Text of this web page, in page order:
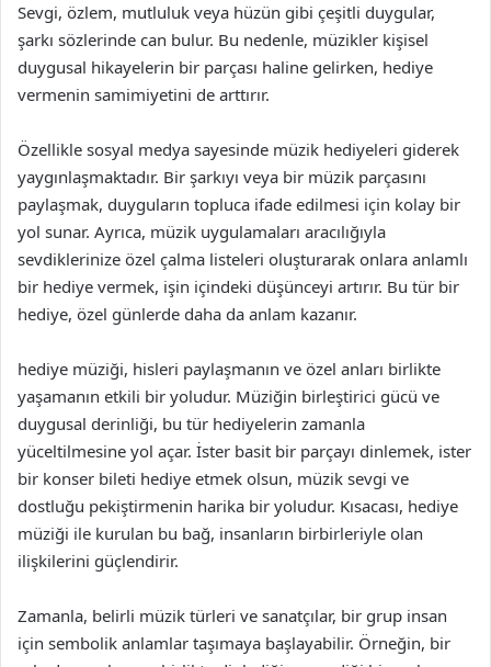
Sevgi, özlem, mutluluk veya hüzün gibi çeşitli duygular,
şarkı sözlerinde can bulur. Bu nedenle, müzikler kişisel
duygusal hikayelerin bir parçası haline gelirken, hediye
vermenin samimiyetini de arttırır.
Özellikle sosyal medya sayesinde müzik hediyeleri giderek
yaygınlaşmaktadır. Bir şarkıyı veya bir müzik parçasını
paylaşmak, duyguların topluca ifade edilmesi için kolay bir
yol sunar. Ayrıca, müzik uygulamaları aracılığıyla
sevdiklerinize özel çalma listeleri oluşturarak onlara anlamlı
bir hediye vermek, işin içindeki düşünceyi artırır. Bu tür bir
hediye, özel günlerde daha da anlam kazanır.
hediye müziği, hisleri paylaşmanın ve özel anları birlikte
yaşamanın etkili bir yoludur. Müziğin birleştirici gücü ve
duygusal derinliği, bu tür hediyelerin zamanla
yüceltilmesine yol açar. İster basit bir parçayı dinlemek, ister
bir konser bileti hediye etmek olsun, müzik sevgi ve
dostluğu pekiştirmenin harika bir yoludur. Kısacası, hediye
müziği ile kurulan bu bağ, insanların birbirleriyle olan
ilişkilerini güçlendirir.
Zamanla, belirli müzik türleri ve sanatçılar, bir grup insan
için sembolik anlamlar taşımaya başlayabilir. Örneğin, bir